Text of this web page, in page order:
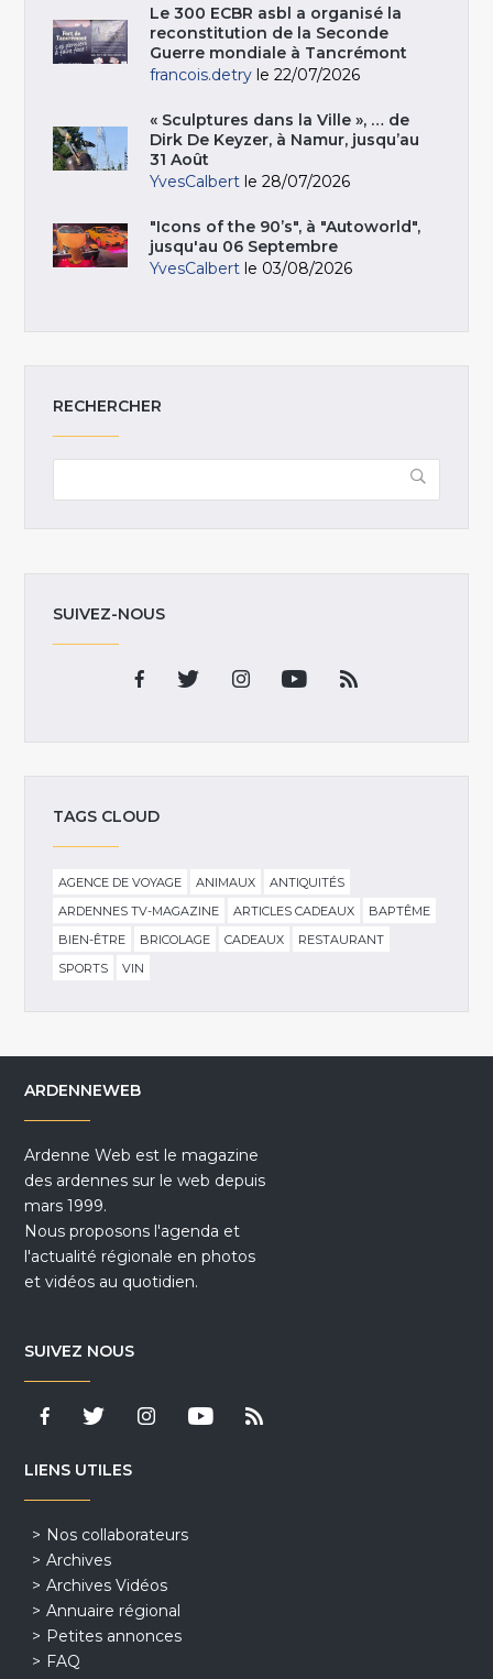
Le 300 ECBR asbl a organisé la
reconstitution de la Seconde
Guerre mondiale à Tancrémont
francois.detry le 22/07/2026
« Sculptures dans la Ville », … de
Dirk De Keyzer, à Namur, jusqu’au
31 Août
YvesCalbert le 28/07/2026
"Icons of the 90’s", à "Autoworld",
jusqu'au 06 Septembre
YvesCalbert le 03/08/2026
RECHERCHER
SUIVEZ-NOUS
TAGS CLOUD
AGENCE DE VOYAGE ANIMAUX
ANTIQUITÉS
ARDENNES TV-MAGAZINE
ARTICLES CADEAUX
BAPTÊME
BIEN-ÊTRE
BRICOLAGE CADEAUX
RESTAURANT
SPORTS
VIN
ARDENNEWEB
Ardenne Web est le magazine
des ardennes sur le web depuis
mars 1999.
Nous proposons l'agenda et
l'actualité régionale en photos
et vidéos au quotidien.
SUIVEZ NOUS
LIENS UTILES
Nos collaborateurs
Archives
Archives Vidéos
Annuaire régional
Petites annonces
FAQ